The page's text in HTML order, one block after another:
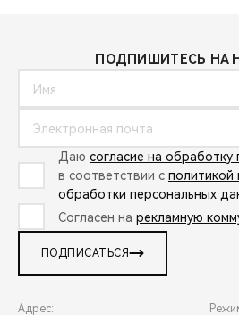
ПОДПИШИТЕСЬ НА
Даю согласие на
в соответствии с политикой
обработки персональных
Согласен на рекламную
ПОДПИСАТЬСЯ
Адрес: